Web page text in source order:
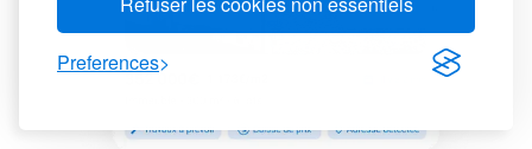
Preferences